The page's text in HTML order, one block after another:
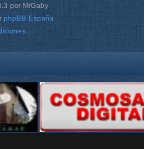
por MrGaby
phpBB España